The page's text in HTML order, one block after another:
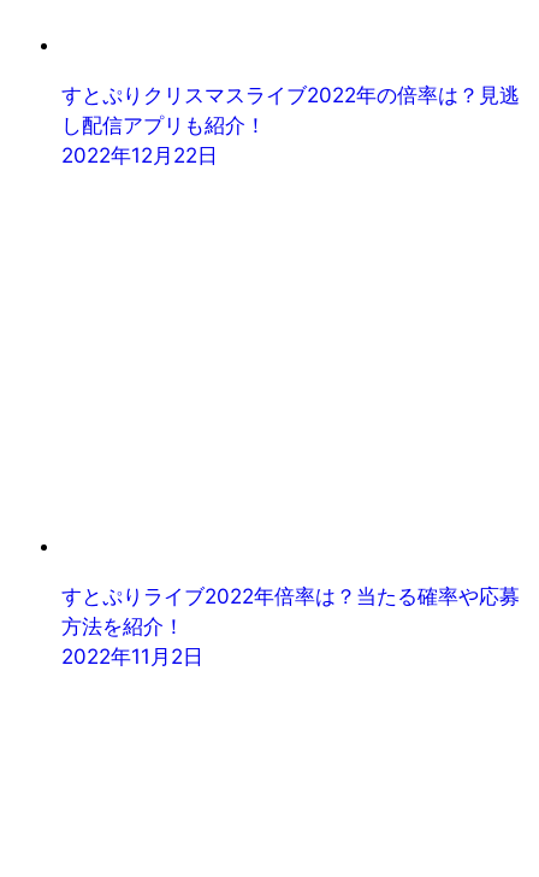
すとぷりクリスマスライブ2022年の倍率は？見逃
し配信アプリも紹介！
2022年12月22日
すとぷりライブ2022年倍率は？当たる確率や応募
方法を紹介！
2022年11月2日